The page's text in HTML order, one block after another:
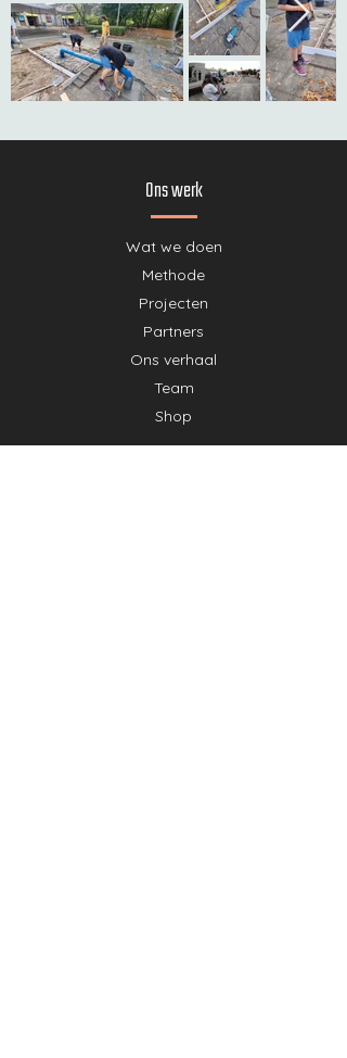
Ons werk
Wat we doen
Methode
Projecten
Partners
Ons verhaal
Team
Shop